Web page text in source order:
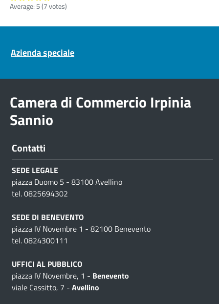
Average: 5(7votes)
Azienda speciale
Camera di Commercio Irpinia
Sannio
Contatti
SEDE LEGALE
piazza Duomo 5 - 83100 Avellino
tel. 0825694302
SEDE DI BENEVENTO
piazza IV Novembre 1 - 82100 Benevento
tel. 0824300111
UFFICI AL PUBBLICO
piazza IV Novembre, 1 - Benevento
viale Cassitto, 7 - Avellino